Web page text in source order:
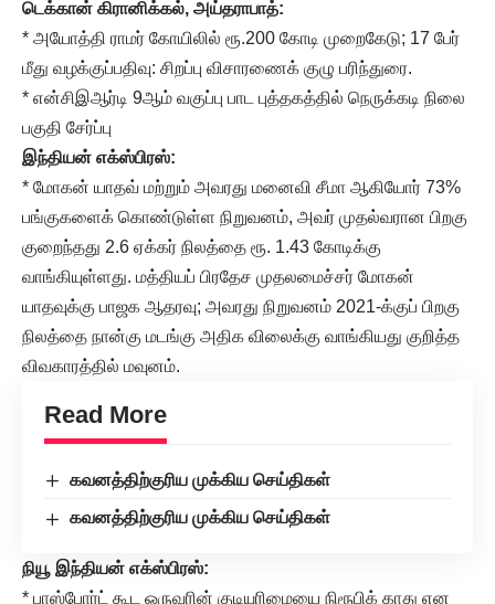
டெக்கான் கிரானிக்கல், அய்தராபாத்:
* அயோத்தி ராமர் கோயிலில் ரூ.200 கோடி முறைகேடு; 17 பேர்
மீது வழக்குப்பதிவு: சிறப்பு விசாரணைக் குழு பரிந்துரை.
* என்சிஇஆர்டி 9ஆம் வகுப்பு பாட புத்தகத்தில் நெருக்கடி நிலை
பகுதி சேர்ப்பு
இந்தியன் எக்ஸ்பிரஸ்:
* மோகன் யாதவ் மற்றும் அவரது மனைவி சீமா ஆகியோர் 73%
பங்குகளைக் கொண்டுள்ள நிறுவனம், அவர் முதல்வரான பிறகு
குறைந்தது 2.6 ஏக்கர் நிலத்தை ரூ. 1.43 கோடிக்கு
வாங்கியுள்ளது. மத்தியப் பிரதேச முதலமைச்சர் மோகன்
யாதவுக்கு பாஜக ஆதரவு; அவரது நிறுவனம் 2021-க்குப் பிறகு
நிலத்தை நான்கு மடங்கு அதிக விலைக்கு வாங்கியது குறித்த
விவகாரத்தில் மவுனம்.
Read More
கவனத்திற்குரிய முக்கிய செய்திகள்
கவனத்திற்குரிய முக்கிய செய்திகள்
நியூ இந்தியன் எக்ஸ்பிரஸ்:
* பாஸ்போர்ட் கூட ஒருவரின் குடியுரிமையை நிரூபிக் காது என